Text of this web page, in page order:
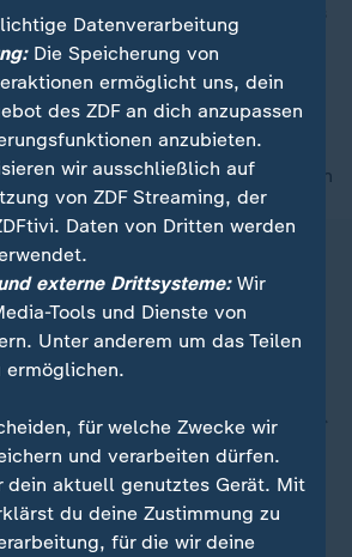
teilt die Schlager-Ikone ihren Fans
Kind zur Welt gebracht hat.
nach oben
Videos
Datenverarbeitung
Die Speicherung von
ermöglicht uns, dein
des ZDF an dich anzupassen
anzubieten.
wir ausschließlich auf
von ZDF Streaming, der
Daten von Dritten werden
externe Drittsysteme:Wir
Tools und Dienste von
Unter anderem um das Teilen
für welche Zwecke wir
und verarbeiten dürfen.
dein aktuell genutztes Gerät. Mit
du deine Zustimmung zu
für die wir deine